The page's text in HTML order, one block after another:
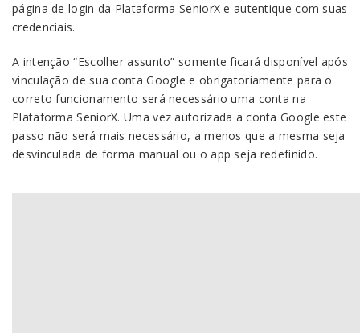
página de login da Plataforma SeniorX e autentique com suas
credenciais.
A intenção “Escolher assunto” somente ficará disponível após
vinculação de sua conta Google e obrigatoriamente para o
correto funcionamento será necessário uma conta na
Plataforma SeniorX. Uma vez autorizada a conta Google este
passo não será mais necessário, a menos que a mesma seja
desvinculada de forma manual ou o app seja redefinido.